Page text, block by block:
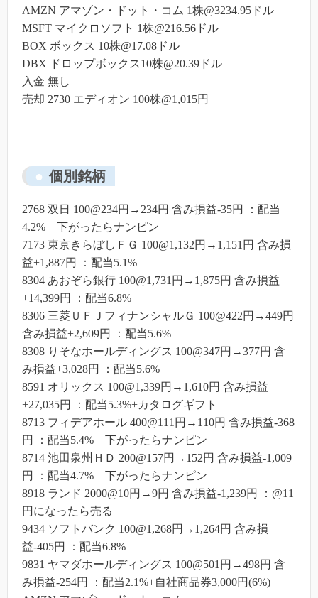
AMZN アマゾン・ドット・コム 1株@3234.95ドル
MSFT マイクロソフト 1株@216.56ドル
BOX ボックス 10株@17.08ドル
DBX ドロップボックス10株@20.39ドル
入金 無し
売却 2730 エディオン 100株@1,015円
個別銘柄
2768 双日 100@234円→234円 含み損益-35円 ：配当
4.2% 下がったらナンピン
7173 東京きらぼしＦＧ 100@1,132円→1,151円 含み損
益+1,887円 ：配当5.1%
8304 あおぞら銀行 100@1,731円→1,875円 含み損益
+14,399円 ：配当6.8%
8306 三菱ＵＦＪフィナンシャルＧ 100@422円→449円
含み損益+2,609円 ：配当5.6%
8308 りそなホールディングス 100@347円→377円 含
み損益+3,028円 ：配当5.6%
8591 オリックス 100@1,339円→1,610円 含み損益
+27,035円 ：配当5.3%+カタログギフト
8713 フィデアホール 400@111円→110円 含み損益-368
円 ：配当5.4% 下がったらナンピン
8714 池田泉州ＨＤ 200@157円→152円 含み損益-1,009
円 ：配当4.7% 下がったらナンピン
8918 ランド 2000@10円→9円 含み損益-1,239円 ：@11
円になったら売る
9434 ソフトバンク 100@1,268円→1,264円 含み損
益-405円 ：配当6.8%
9831 ヤマダホールディングス 100@501円→498円 含
み損益-254円 ：配当2.1%+自社商品券3,000円(6%)